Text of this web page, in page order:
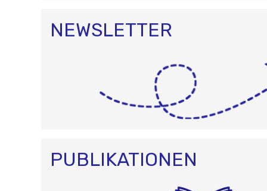
NEWSLETTER
PUBLIKATIONEN